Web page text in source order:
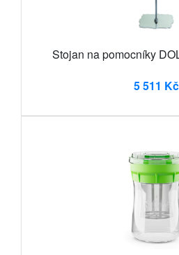
Stojan na pomocníky
5 511 Kč